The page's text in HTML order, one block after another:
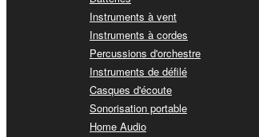
Instruments à vent
Instruments à cordes
Percussions d'orchestre
Instruments de défilé
Casques d'écoute
Sonorisation portable
Home Audio